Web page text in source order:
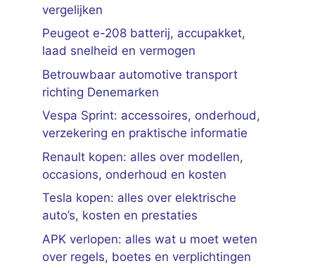
vergelijken
Peugeot e-208 batterij, accupakket,
laad snelheid en vermogen
Betrouwbaar automotive transport
richting Denemarken
Vespa Sprint: accessoires, onderhoud,
verzekering en praktische informatie
Renault kopen: alles over modellen,
occasions, onderhoud en kosten
Tesla kopen: alles over elektrische
auto’s, kosten en prestaties
APK verlopen: alles wat u moet weten
over regels, boetes en verplichtingen